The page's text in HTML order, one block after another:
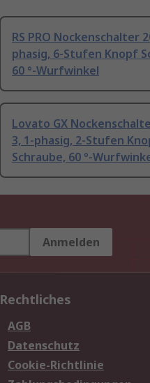
RS PRO Nockenschalter
phasig, 6-Stufen Knopf
60 °-Wurfwinkel
Lovato GX
3, 1-phasig, 2-Stufen
Schraube, 60 °-
Anmelden
Rechtliches
AGB
Datenschutz
Cookie-Richtlinie